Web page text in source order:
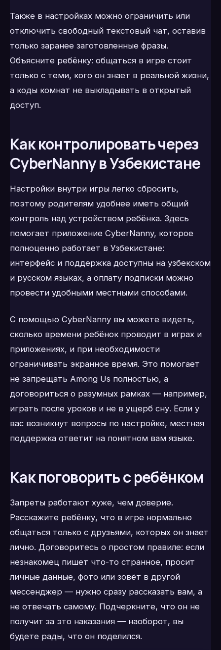
Также в настройках можно ограничить или
отключить свободный текстовый чат, оставив
только заранее заготовленные фразы.
Объясните ребёнку: общаться в игре стоит
только с теми, кого он знает в реальной жизни,
а коды комнат не выкладывать в открытый
доступ.
Как контролировать через
CyberNanny в Узбекистане
Настройки внутри игры легко сбросить,
поэтому родителям удобнее иметь общий
контроль над устройством ребёнка. Здесь
помогает приложение CyberNanny, которое
полноценно работает в Узбекистане:
интерфейс и поддержка доступны на узбекском
и русском языках, а оплату подписки можно
провести удобными местными способами.
С помощью CyberNanny вы можете видеть,
сколько времени ребёнок проводит в играх и
приложениях, и при необходимости
ограничивать экранное время. Это помогает
не запрещать Among Us полностью, а
договориться о разумных рамках — например,
играть после уроков и не в ущерб сну. Если у
вас возникнут вопросы по настройке, местная
поддержка ответит на понятном вам языке.
Как поговорить с ребёнком
Запреты работают хуже, чем доверие.
Расскажите ребёнку, что в игре нормально
общаться только с друзьями, которых он знает
лично. Договоритесь о простом правиле: если
незнакомец пишет что-то странное, просит
личные данные, фото или зовёт в другой
мессенджер — нужно сразу рассказать вам, а
не отвечать самому. Подчеркните, что он не
получит за это наказания — наоборот, вы
будете рады, что он поделился.